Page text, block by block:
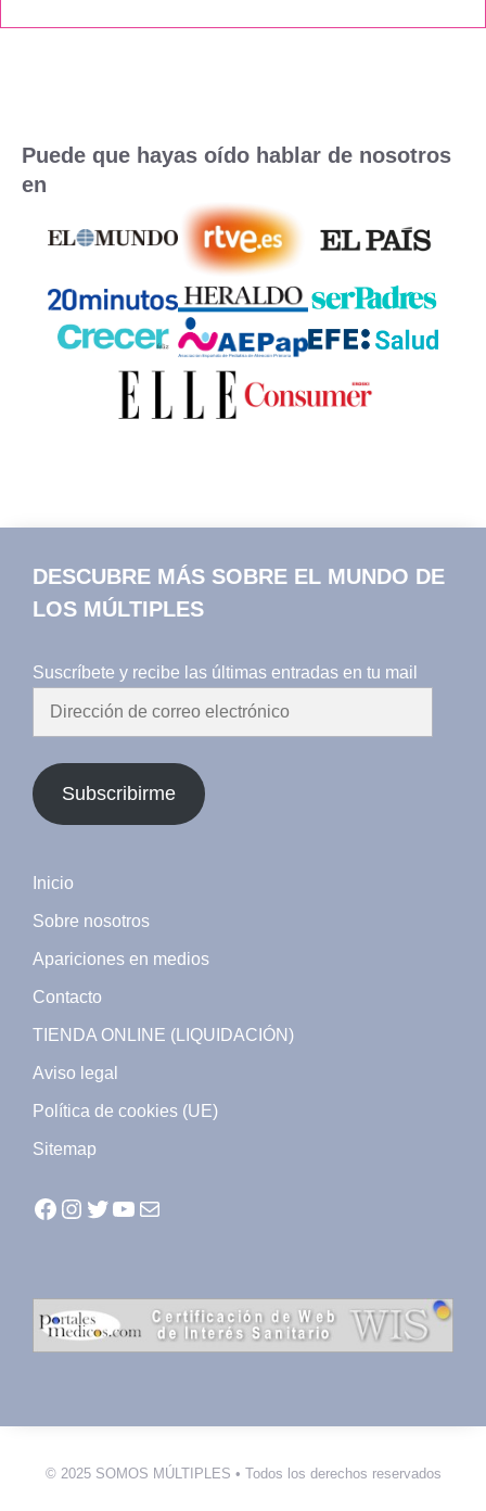
Puede que hayas oído hablar de nosotros
en
DESCUBRE MÁS SOBRE EL MUNDO DE
LOS MÚLTIPLES
Suscríbete y recibe las últimas entradas en tu mail
Dirección
correo
electrónico
Subscribirme
Inicio
Sobre nosotros
Apariciones en medios
Contacto
TIENDA ONLINE (LIQUIDACIÓN)
Aviso legal
Política de cookies (UE)
Sitemap
Facebook
Instagram
Twitter
YouTube
Mail
© 2025 SOMOS MÚLTIPLES • Todos los derechos reservados